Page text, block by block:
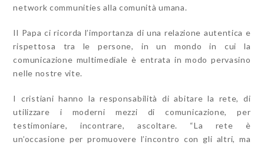
network communities alla comunità umana.
Il Papa ci ricorda l’importanza di una relazione autentica e
rispettosa tra le persone, in un mondo in cui la
comunicazione multimediale è entrata in modo pervasino
nelle nostre vite.
I cristiani hanno la responsabilità di abitare la rete, di
utilizzare i moderni mezzi di comunicazione, per
testimoniare, incontrare, ascoltare. “La rete è
un’occasione per promuovere l’incontro con gli altri, ma